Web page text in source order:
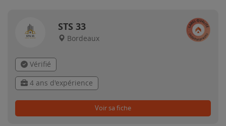
STS 33
Bordeaux
Vérifié
4 ans d'expérience
Voir sa fiche